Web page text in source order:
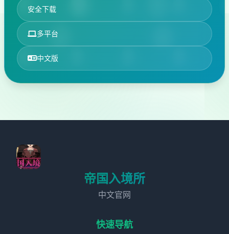
安全下载
多平台
中文版
帝国入境所
中文官网
快速导航